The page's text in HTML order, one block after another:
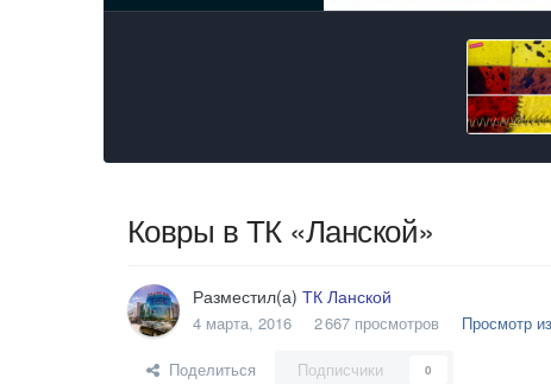
Ковры в ТК «Ланской»
Разместил(а) ТК Ланской
4 марта, 2016 2 667 просмотров Просмотр
Поделиться Подписчики 0